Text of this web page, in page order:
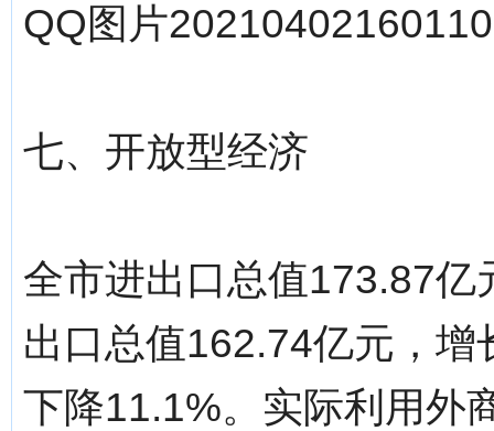
QQ图片
七、开放型经济
全市进出口总值173.87
出口总值162.74亿元，
下降11.1%。实际利用外